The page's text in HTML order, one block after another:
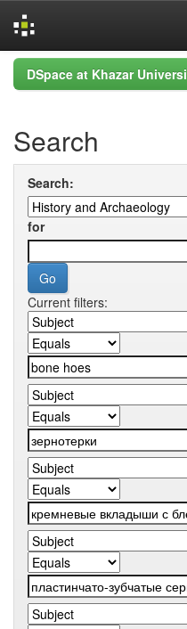
Skip
navigation
DSpace at Khazar
Search
Search:
for
Current filters: